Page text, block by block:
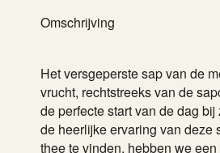
Omschrijving
Het versgeperste sap van de
vrucht, rechtstreeks van de
de perfecte start van de dag
de heerlijke ervaring van deze
thee te vinden, hebben we